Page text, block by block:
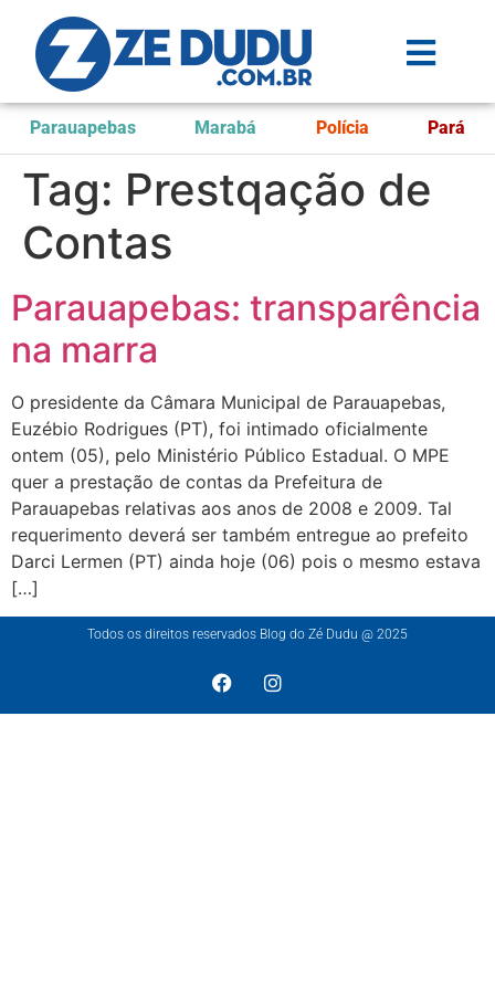
Parauapebas Marabá Polícia Pará
Tag: Prestqação de
Contas
Parauapebas: transparência
na marra
O presidente da Câmara Municipal de Parauapebas,
Euzébio Rodrigues (PT), foi intimado oficialmente
ontem (05), pelo Ministério Público Estadual. O MPE
quer a prestação de contas da Prefeitura de
Parauapebas relativas aos anos de 2008 e 2009. Tal
requerimento deverá ser também entregue ao prefeito
Darci Lermen (PT) ainda hoje (06) pois o mesmo estava
[…]
Todos os direitos reservados Blog do Zé Dudu @ 2025